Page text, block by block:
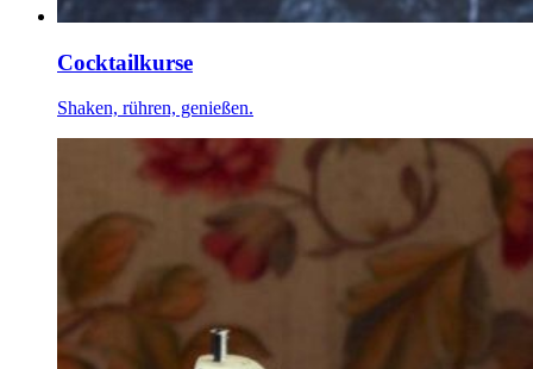
Cocktailkurse
Shaken, rühren, genießen.